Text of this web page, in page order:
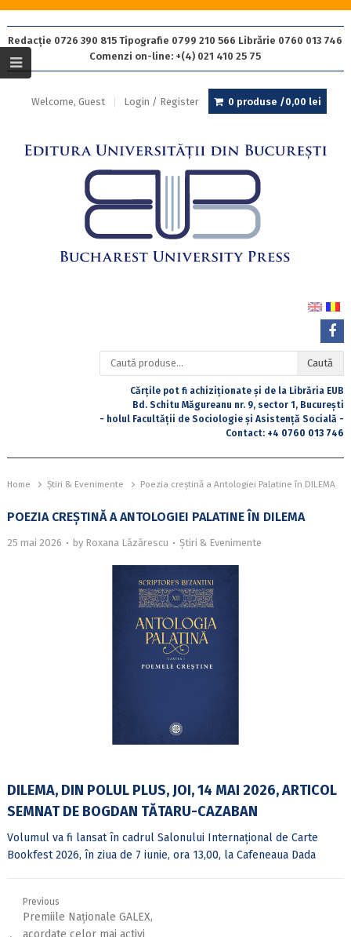
Redacție 0726 390 815 Tipografie 0799 210 566 Librărie 0760 013 746
Comenzi on-line: +(4) 021 410 25 75
Welcome, Guest Login / Register 0 produse /0,00 lei
Caută
după:
Caută
Cărțile pot fi achiziționate și de la Librăria EUB
Bd. Schitu Măgureanu nr. 9, sector 1, București
- holul Facultății de Sociologie și Asistență Socială -
Contact: +4 0760 013 746
Home Știri & Evenimente Poezia creștină a Antologiei Palatine în DILEMA
POEZIA CREȘTINĂ A ANTOLOGIEI PALATINE ÎN DILEMA
25 mai 2026 by Roxana Lăzărescu Știri & Evenimente
DILEMA, DIN POLUL PLUS, JOI, 14 MAI 2026, ARTICOL
SEMNAT DE BOGDAN TĂTARU-CAZABAN
Volumul va fi lansat în cadrul Salonului Internațional de Carte
Bookfest 2026, în ziua de 7 iunie, ora 13,00, la Cafeneaua Dada
Navigare
Previous
Previous
post:
Premiile Naționale GALEX,
acordate celor mai activi